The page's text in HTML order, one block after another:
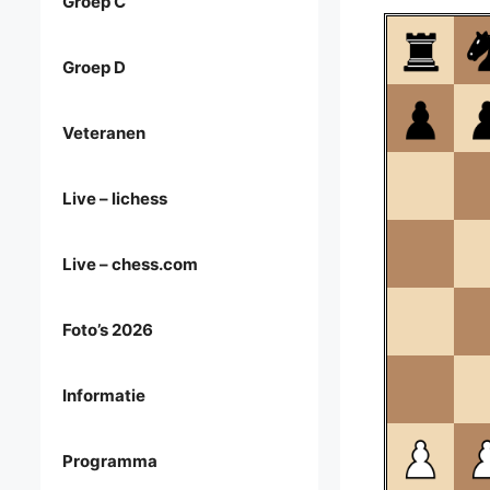
Groep D
Veteranen
Live – lichess
Live – chess.com
Foto’s 2026
Informatie
Programma